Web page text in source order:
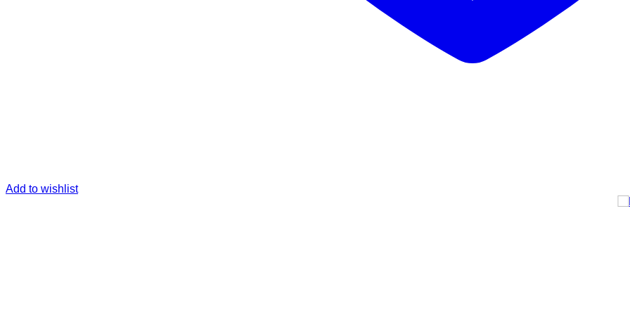
Add to wishlist